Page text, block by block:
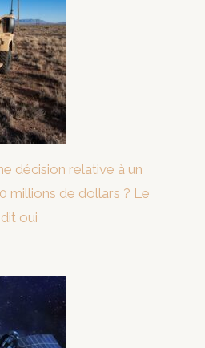
décision relative à un
millions de dollars ? Le
oui